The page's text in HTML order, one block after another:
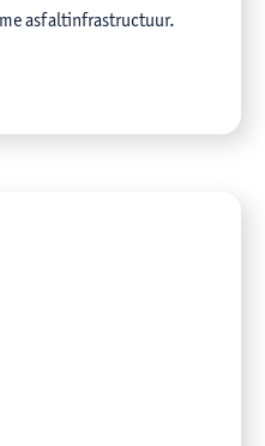
asfaltinfrastructuur.